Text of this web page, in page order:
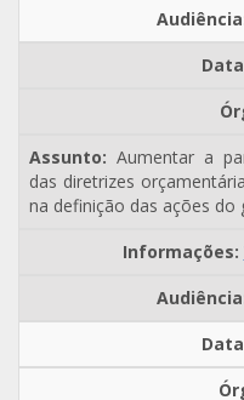
Aumentar a
das diretrizes
na definição das ações do